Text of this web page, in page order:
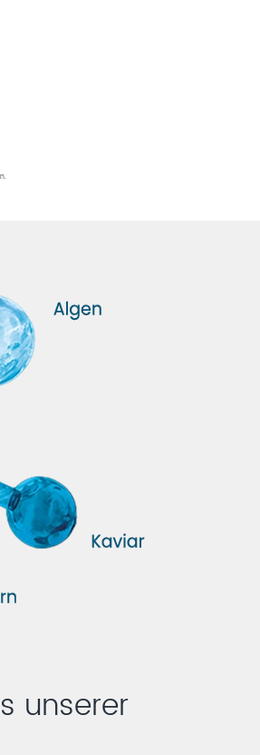
unserer